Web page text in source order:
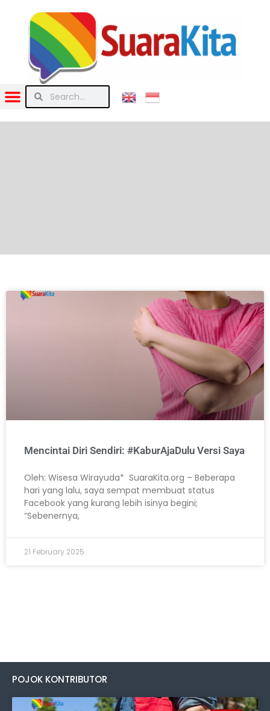
Mencintai Diri Sendiri: #KaburAjaDulu Versi Saya
Oleh: Wisesa Wirayuda* SuaraKita.org – Beberapa
hari yang lalu, saya sempat membuat status
Facebook yang kurang lebih isinya begini;
“Sebenernya,
21 February 2025
POJOK KONTRIBUTOR